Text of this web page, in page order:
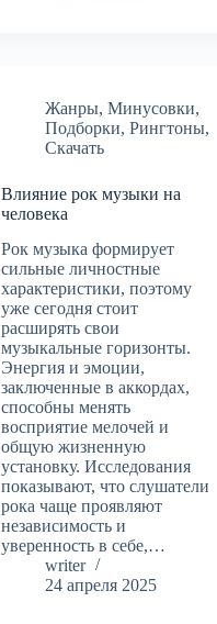
Жанры,Минусовки,
Подборки,Рингтоны,
Скачать
Влияние рок музыки на
человека
Рок музыка формирует
сильные личностные
характеристики, поэтому
уже сегодня стоит
расширять свои
музыкальные горизонты.
Энергия и эмоции,
заключенные в аккордах,
способны менять
восприятие мелочей и
общую жизненную
установку. Исследования
показывают, что слушатели
рока чаще проявляют
независимость и
уверенность в себе,…
writer
24 апреля 2025